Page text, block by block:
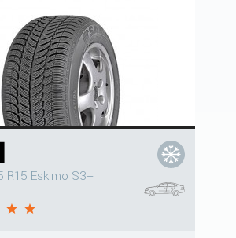
R15 Eskimo S3+